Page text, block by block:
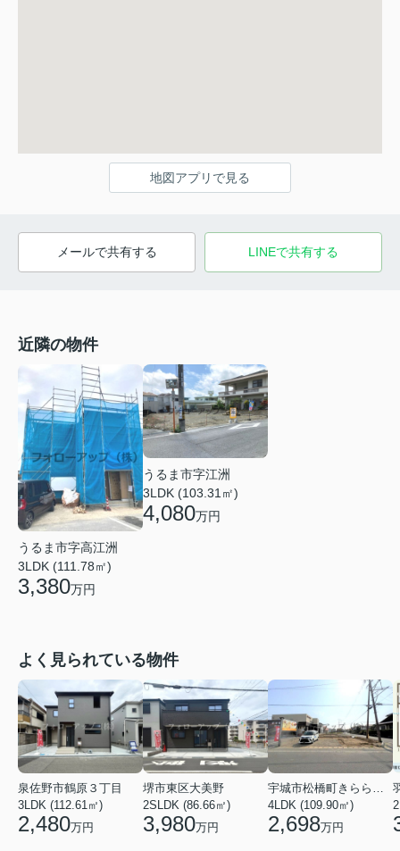
地図アプリで見る
メールで共有する LINEで共有する
近隣の物件
うるま市字高江洲
3LDK (111.78㎡)
3,380万円
うるま市字江洲
3LDK (103.31㎡)
4,080万円
よく見られている物件
泉佐野市鶴原３丁目
3LDK (112.61㎡)
2,480万円
堺市東区大美野
2SLDK (86.66㎡)
3,980万円
宇城市松橋町きらら３丁目
4LDK (109.90㎡)
2,698万円